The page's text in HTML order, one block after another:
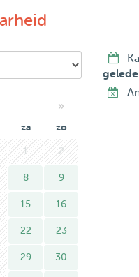
»
za zo
1 2
8 9
15 16
22 23
29 30